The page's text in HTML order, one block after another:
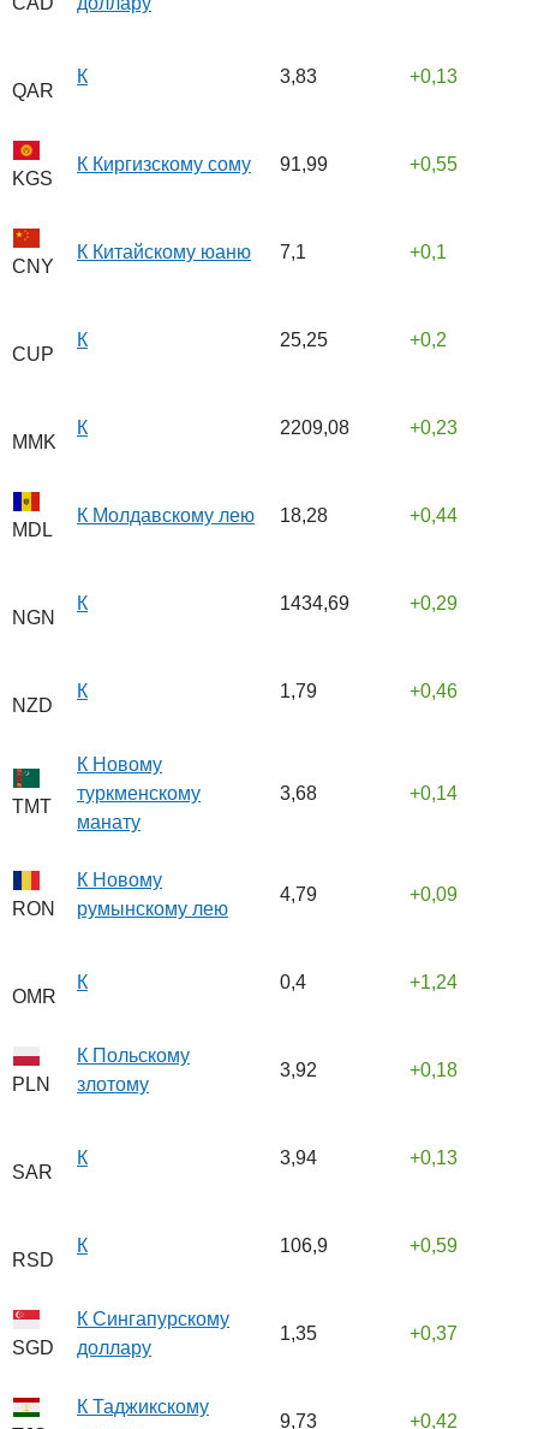
QAR
К 3,83 0,13
KGS
К Киргизскому сому 91,99 0,55
CNY
К Китайскому юаню 7,1 0,1
CUP
К 25,25 0,2
MMK
К 2209,08 0,23
MDL
К Молдавскому лею 18,28 0,44
NGN
К 1434,69 0,29
NZD
К 1,79 0,46
TMT
К Новому
туркменскому
манату
3,68 0,14
RON
К Новому
румынскому лею
4,79 0,09
OMR
К 0,4 1,24
PLN
К Польскому
злотому
3,92 0,18
SAR
К 3,94 0,13
RSD
К 106,9 0,59
SGD
К Сингапурскому
доллару
1,35 0,37
К Таджикскому
9,73 0,42